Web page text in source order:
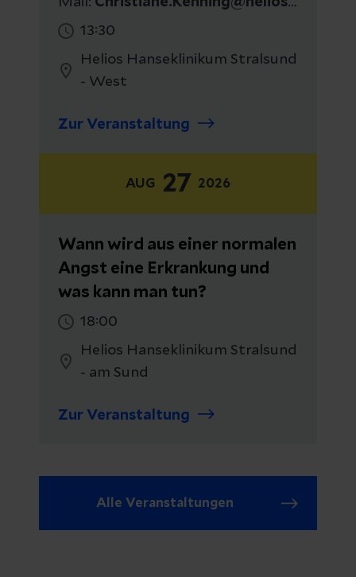
gesundheit.de
13:30
Helios Hanseklinikum Stralsund
- West
Zur Veranstaltung
AUG 27 2026
Wann wird aus einer normalen
Angst eine Erkrankung und
was kann man tun?
18:00
Helios Hanseklinikum Stralsund
- am Sund
Zur Veranstaltung
Alle Veranstaltungen